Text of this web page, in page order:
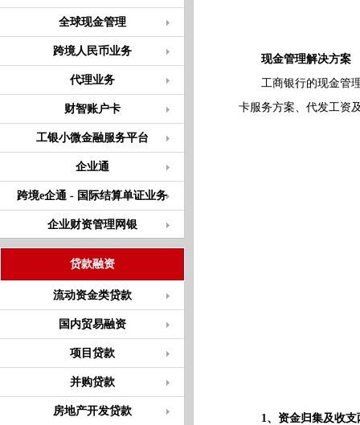
全球现金管理
跨境人民币业务
代理业务
财智账户卡
工银小微金融服务平台
企业通
跨境e企通 - 国际结算单证业务
企业财资管理网银
贷款融资
流动资金类贷款
国内贸易融资
项目贷款
并购贷款
房地产开发贷款
现金管理解决方案
工商银行的现金管理
卡服务方案、代发工资
1、资金归集及收